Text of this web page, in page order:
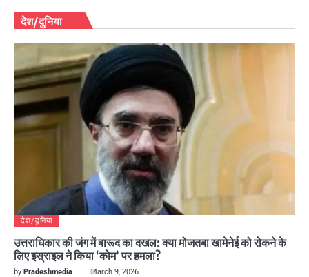
देश/दुनिया
देश/दुनिया
उत्तराधिकार की जंग में बारूद का दखल: क्या मोजतबा खामेनेई को रोकने के
लिए इस्राइल ने किया ‘कोम’ पर हमला?
by Pradeshmedia March 9, 2026